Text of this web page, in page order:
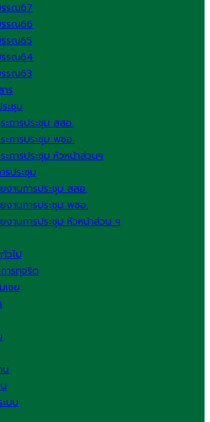
รรณ67
รรณ66
รรณ65
รรณ64
รรณ63
ร
ะชุม
ะการประชุม สสอ.
ะการประชุม พชอ.
ะการประชุม หัวหน้าส่วนฯ
รประชุม
งานการประชุม สสอ.
งานการประชุม พชอ.
งานการประชุม หัวหน้าส่วน ฯ
วไป
ารทุจริต
เชย
น
บบ